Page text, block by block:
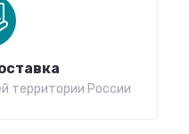
территории России